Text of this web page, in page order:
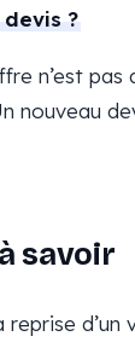
?
n’est
nouveau
savoir
reprise d’un